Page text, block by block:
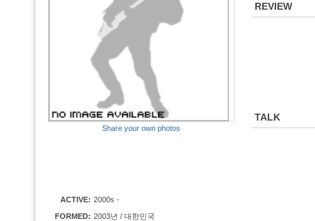
Share your own photos
ACTIVE: 2000s -
FORMED: 2003년 / 대한민국
REVIEW
TALK